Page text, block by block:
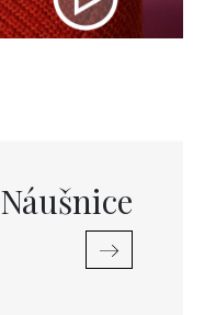
Náušnice